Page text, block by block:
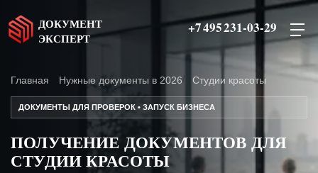
ДОКУМЕНТ
ЭКСПЕРТ
+7 495 231-03-29
Главная Нужные документы в 2026 Студии красоты
ДОКУМЕНТЫ ДЛЯ ПРОВЕРОК • ЗАПУСК БИЗНЕСА
ПОЛУЧЕНИЕ ДОКУМЕНТОВ ДЛЯ
СТУДИИ КРАСОТЫ